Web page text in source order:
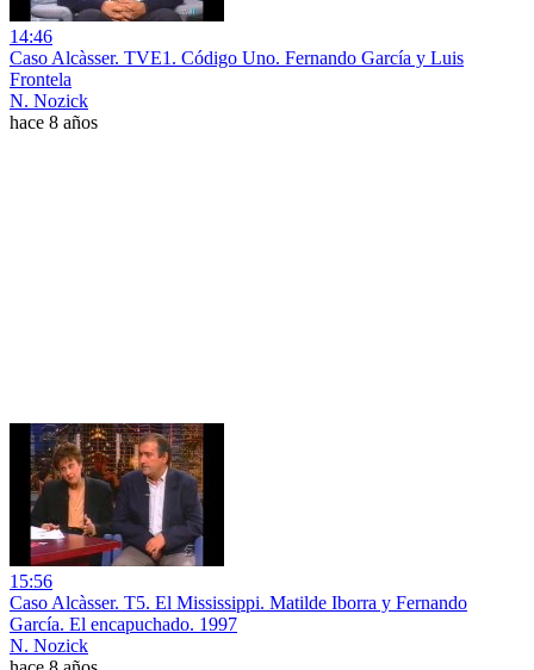
14:46
Caso Alcàsser. TVE1. Código Uno. Fernando García y Luis
Frontela
N. Nozick
hace 8 años
15:56
Caso Alcàsser. T5. El Mississippi. Matilde Iborra y Fernando
García. El encapuchado. 1997
N. Nozick